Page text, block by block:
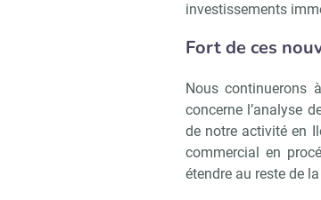
investissements
Fort de ces
Nous continuerons
concerne l’analyse
de notre activité en
commercial en
étendre au reste de